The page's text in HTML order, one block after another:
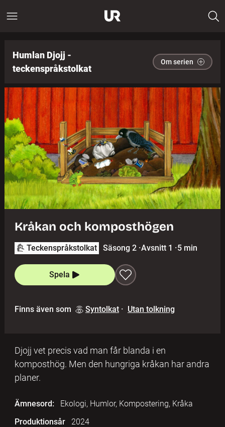
Humlan Djojj -
teckenspråkstolkat
Om serien
Kråkan och komposthögen
Teckenspråkstolkat Säsong 2 ·Avsnitt 1 ·5 min
Spela
Finns även som Syntolkat · Utan tolkning
Djojj vet precis vad man får blanda i en
komposthög. Men den hungriga kråkan har andra
planer.
Ämnesord:
Ekologi, Humlor, Kompostering, Kråka
Produktionsår
2024